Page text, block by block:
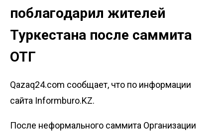
поблагодарил жителей
Туркестана после саммита
ОТГ
Qazaq24.com сообщает, что по информации
сайта Informburo.KZ.
После неформального саммита Организации